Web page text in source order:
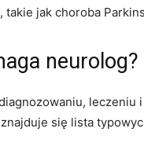
jak choroba
neurolog?
leczeniu
się lista